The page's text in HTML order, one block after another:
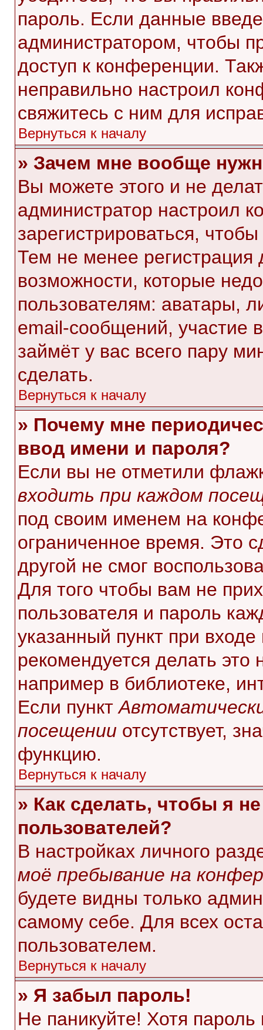
пароль. Если данные
администратором, чтобы
доступ к конференции.
неправильно настроил
свяжитесь с ним для
Вернуться к началу
» Зачем мне вообще
Вы можете этого и не
администратор настроил
зарегистрироваться,
Тем не менее
возможности, которые
пользователям: аватары,
email-сообщений, участие
займёт у вас всего пару
сделать.
Вернуться к началу
» Почему мне
ввод имени и пароля?
Если вы не отметили
входить при каждом
под своим именем на
ограниченное время. Это
другой не смог
Для того чтобы вам не
пользователя и пароль
указанный пункт при
рекомендуется делать
например в библиотеке,
Если пункт
посещении отсутствует,
функцию.
Вернуться к началу
» Как сделать, чтобы я
пользователей?
В настройках личного
моё пребывание на
будете видны только
самому себе. Для всех
пользователем.
Вернуться к началу
» Я забыл пароль!
Не паникуйте! Хотя